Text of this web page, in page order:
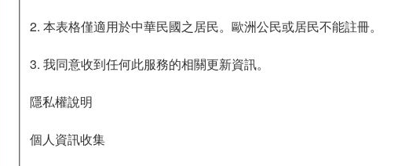
2. 本表格僅適用於中華民國之居民。歐洲公民或居民不能註冊。
3. 我同意收到任何此服務的相關更新資訊。
隱私權說明
個人資訊收集